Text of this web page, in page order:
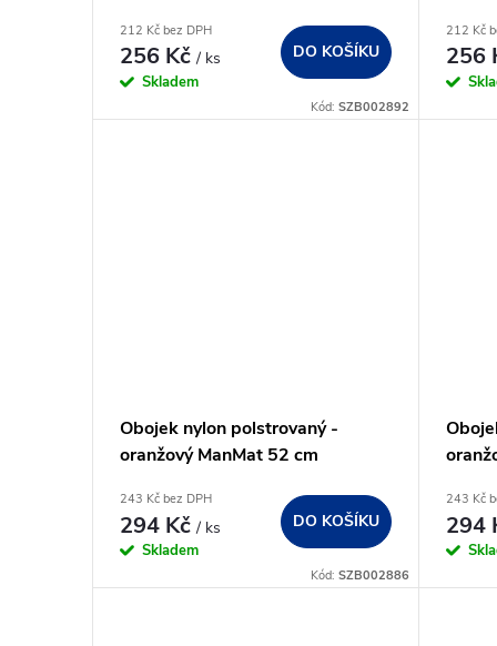
212 Kč bez DPH
256 Kč/ ks
Skladem
DO KOŠÍKU
Kód:SZB002892
212 Kč
256
Obojek nylon polstrovaný -
oranžový ManMat 52 cm
243 Kč bez DPH
294 Kč/ ks
Skladem
DO KOŠÍKU
Kód:SZB002886
243 Kč
294